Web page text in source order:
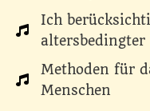
Ich
Methoden für
Menschen